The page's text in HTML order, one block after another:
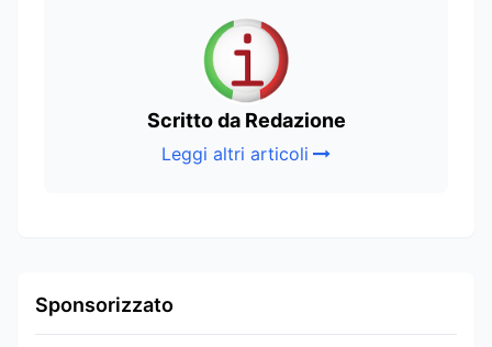
Scritto da Redazione
Leggi altri articoli
Sponsorizzato